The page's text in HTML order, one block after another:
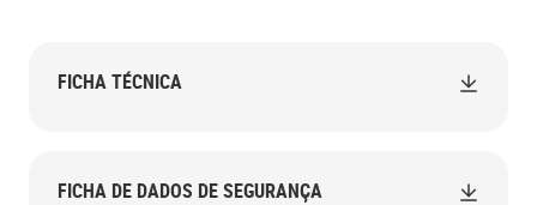
FICHA TÉCNICA
FICHA DE DADOS DE SEGURANÇA